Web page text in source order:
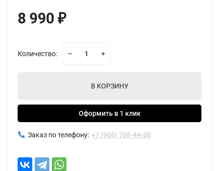
8 990 ₽
Количество:
В КОРЗИНУ
Оформить в 1 клик
Заказ по телефону: +7 (906) 786-44-00